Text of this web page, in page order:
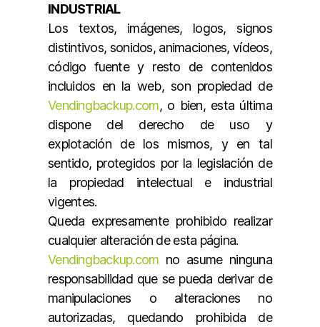
INDUSTRIAL
Los textos, imágenes, logos, signos
distintivos, sonidos, animaciones, vídeos,
código fuente y resto de contenidos
incluidos en la web, son propiedad de
Vendingbackup.com, o bien, esta última
dispone del derecho de uso y
explotación de los mismos, y en tal
sentido, protegidos por la legislación de
la propiedad intelectual e industrial
vigentes.
Queda expresamente prohibido realizar
cualquier alteración de esta página.
Vendingbackup.com no asume ninguna
responsabilidad que se pueda derivar de
manipulaciones o alteraciones no
autorizadas, quedando prohibida de